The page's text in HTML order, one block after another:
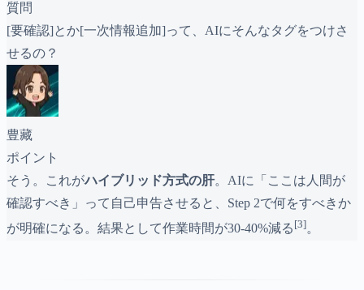
質問
[要確認]とか[一次情報追加]って、AIにそんなタグをつけさ
せるの？
豊藏
ポイント
そう。これがハイブリッド方式の肝。AIに「ここは人間が
確認すべき」って自己申告させると、Step 2で何をすべきか
が明確になる。結果として作業時間が30-40%減る [3]。